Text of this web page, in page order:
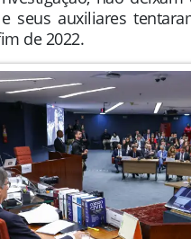
seus auxiliares
de 2022.